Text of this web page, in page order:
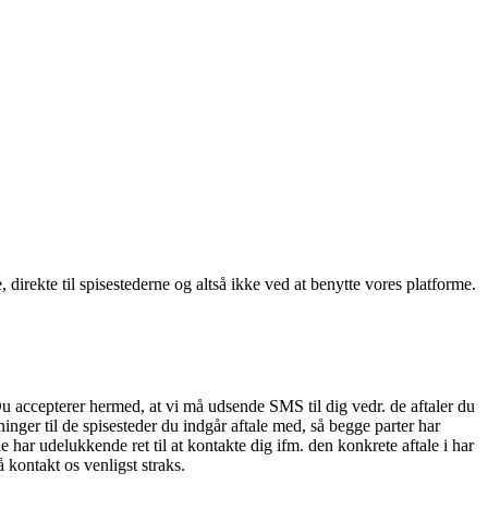
til spisestederne og altså ikke ved at benytte vores platforme.
hermed, at vi må udsende SMS til dig vedr. de aftaler du
til de spisesteder du indgår aftale med, så begge parter har
udelukkende ret til at kontakte dig ifm. den konkrete aftale i har
kontakt os venligst straks.